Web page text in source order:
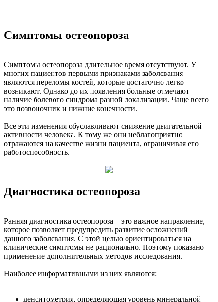
Симптомы остеопороза
Симптомы остеопороза длительное время отсутствуют. У
многих пациентов первыми признаками заболевания
являются переломы костей, которые достаточно легко
возникают. Однако до их появления больные отмечают
наличие болевого синдрома разной локализации. Чаще всего
это позвоночник и нижние конечности.
Все эти изменения обуславливают снижение двигательной
активности человека. К тому же они неблагоприятно
отражаются на качестве жизни пациента, ограничивая его
работоспособность.
Диагностика остеопороза
Ранняя диагностика остеопороза – это важное направление,
которое позволяет предупредить развитие осложнений
данного заболевания. С этой целью ориентироваться на
клинические симптомы не рационально. Поэтому показано
применение дополнительных методов исследования.
Наиболее информативными из них являются:
денситометрия, определяющая уровень минеральной